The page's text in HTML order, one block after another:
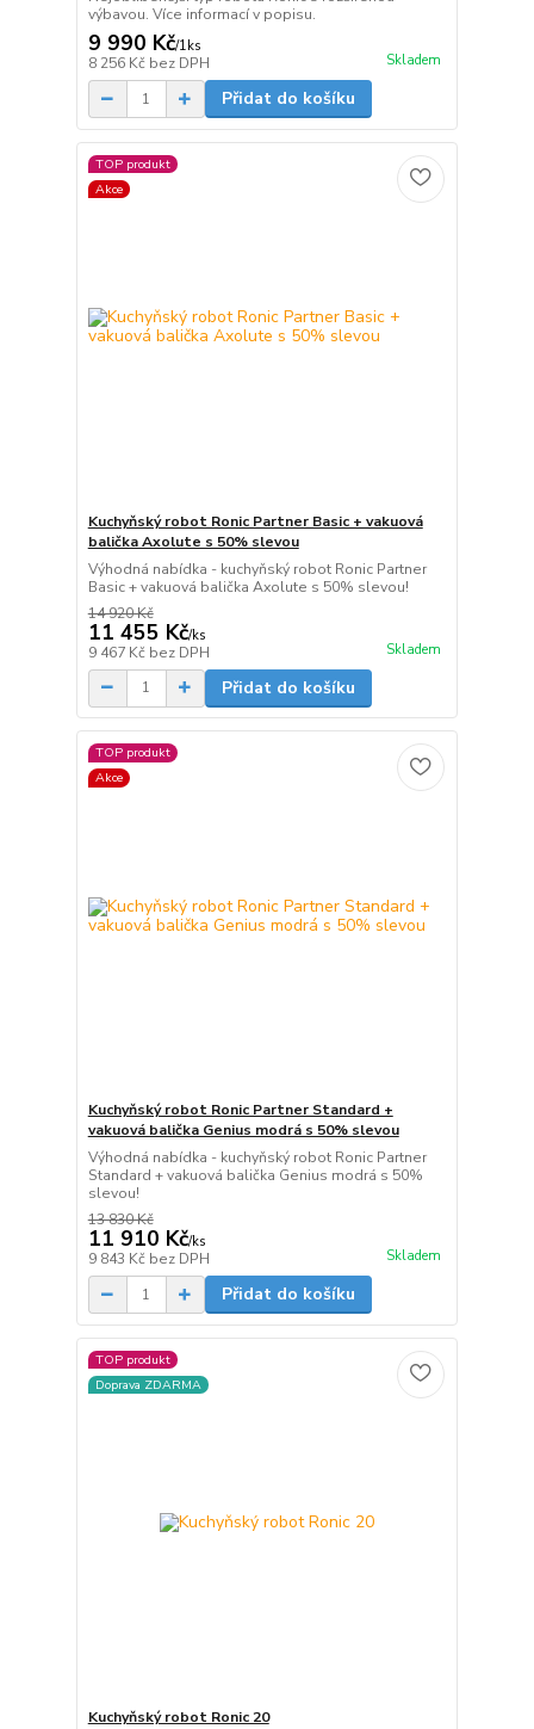
výbavou. Více informací v popisu.
9 990 Kč/1ks
8 256 Kč bez DPH Skladem
Přidat do košíku
TOP produkt
Akce
Kuchyňský robot Ronic Partner Basic + vakuová
balička Axolute s 50% slevou
Výhodná nabídka - kuchyňský robot Ronic Partner
Basic + vakuová balička Axolute s 50% slevou!
14 920 Kč
11 455 Kč/ks
9 467 Kč bez DPH Skladem
Přidat do košíku
TOP produkt
Akce
Kuchyňský robot Ronic Partner Standard +
vakuová balička Genius modrá s 50% slevou
Výhodná nabídka - kuchyňský robot Ronic Partner
Standard + vakuová balička Genius modrá s 50%
slevou!
13 830 Kč
11 910 Kč/ks
9 843 Kč bez DPH Skladem
Přidat do košíku
TOP produkt
Doprava ZDARMA
Kuchyňský robot Ronic 20